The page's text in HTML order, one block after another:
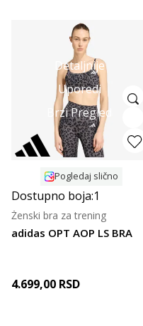
Detaljnije
Uporedi
Brzi Pregled
Pogledaj slično
Dostupno boja:1
adidas OPT AOP LS BRA
Ženski bra za trening
4.699,00 RSD